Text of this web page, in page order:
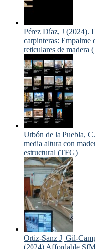
Pérez Díaz, J (2024).
carpinteras: Empalme
reticulares de madera
Urbón de la Puebla,
media altura con
estructural (TFG)
Ortiz-Sanz J, Gil-
(2024) Affordable